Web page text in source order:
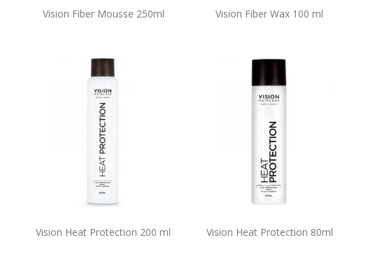
Vision Fiber Mousse 250ml Vision Fiber Wax 100 ml
Vision Heat Protection 200 ml Vision Heat Protection 80ml